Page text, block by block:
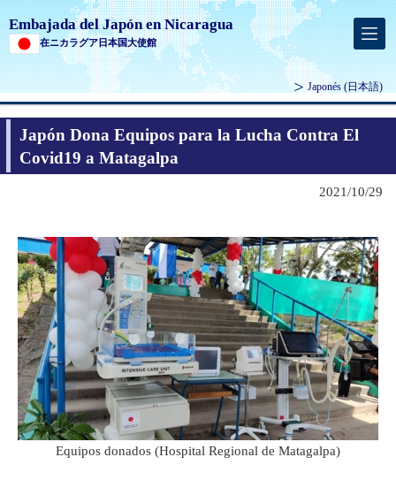
Embajada del Japón en Nicaragua
在ニカラグア日本国大使館
Japonés (日本語)
Japón Dona Equipos para la Lucha Contra El
Covid19 a Matagalpa
2021/10/29
Equipos donados (Hospital Regional de Matagalpa)